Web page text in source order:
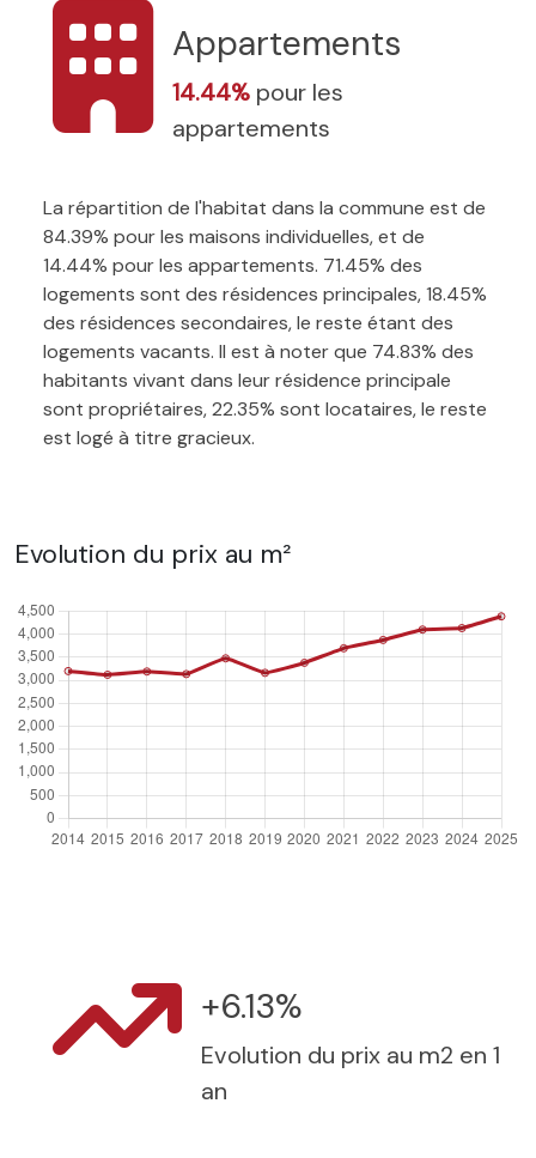
Appartements
14.44% pour les
appartements
La répartition de l'habitat dans la commune est de
84.39% pour les maisons individuelles, et de
14.44% pour les appartements. 71.45% des
logements sont des résidences principales, 18.45%
des résidences secondaires, le reste étant des
logements vacants. Il est à noter que 74.83% des
habitants vivant dans leur résidence principale
sont propriétaires, 22.35% sont locataires, le reste
est logé à titre gracieux.
Evolution du prix au m²
+6.13%
Evolution du prix au m2 en 1
an